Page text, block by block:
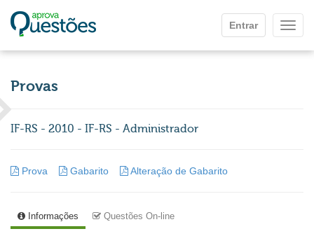
Entrar
Provas
IF-RS - 2010 - IF-RS - Administrador
Prova Gabarito Alteração de Gabarito
Informações Questões On-line